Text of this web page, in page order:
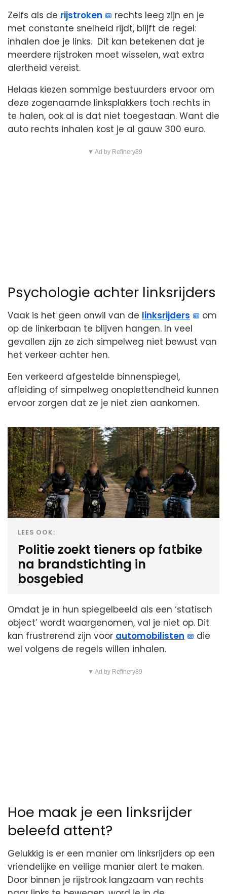
Zelfs als de rijstroken
rechts leeg zijn en je
met constante snelheid rijdt, blijft de regel:
inhalen doe je links. Dit kan betekenen dat je
meerdere rijstroken moet wisselen, wat extra
alertheid vereist.
Helaas kiezen sommige bestuurders ervoor om
deze zogenaamde linksplakkers toch rechts in
te halen, ook al is dat niet toegestaan. Want die
auto rechts inhalen kost je al gauw 300 euro.
▼ Ad by Refinery89
Psychologie achter linksrijders
Vaak is het geen onwil van de linksrijders
om
op de linkerbaan te blijven hangen. In veel
gevallen zijn ze zich simpelweg niet bewust van
het verkeer achter hen.
Een verkeerd afgestelde binnenspiegel,
afleiding of simpelweg onoplettendheid kunnen
ervoor zorgen dat ze je niet zien aankomen.
LEES OOK:
Politie zoekt tieners op fatbike
na brandstichting in
bosgebied
Omdat je in hun spiegelbeeld als een ‘statisch
object’ wordt waargenomen, val je niet op. Dit
kan frustrerend zijn voor automobilisten
die
wel volgens de regels willen inhalen.
▼ Ad by Refinery89
Hoe maak je een linksrijder
beleefd attent?
Gelukkig is er een manier om linksrijders op een
vriendelijke en veilige manier alert te maken.
Door binnen je rijstrook langzaam van rechts